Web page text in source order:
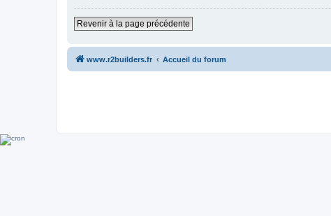
Revenir à la page précédente
www.r2builders.fr Accueil du forum